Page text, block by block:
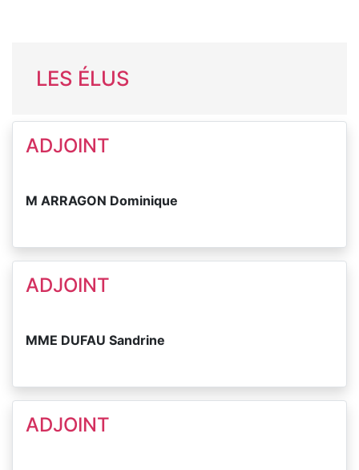
LES ÉLUS
ADJOINT
M ARRAGON Dominique
ADJOINT
MME DUFAU Sandrine
ADJOINT